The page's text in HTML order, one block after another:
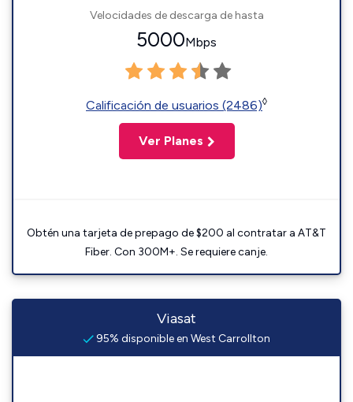
Velocidades de descarga de hasta
5000Mbps
Calificación de usuarios (2486)◊
Ver Planes
Obtén una tarjeta de prepago de $200 al contratar a AT&T
Fiber. Con 300M+. Se requiere canje.
Viasat
95% disponible en West Carrollton